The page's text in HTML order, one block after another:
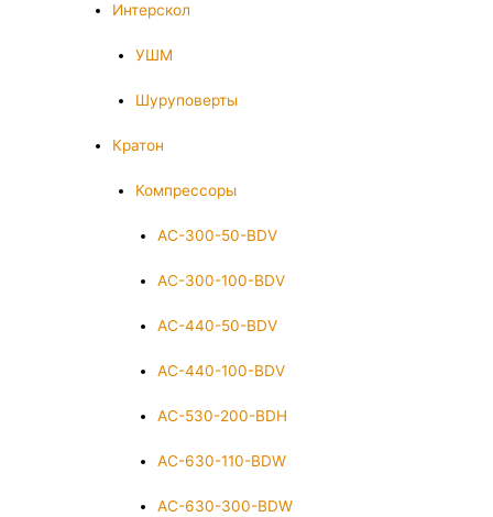
Интерскол
УШМ
Шуруповерты
Кратон
Компрессоры
AC-300-50-BDV
AC-300-100-BDV
AC-440-50-BDV
AC-440-100-BDV
AC-530-200-BDH
AC-630-110-BDW
AC-630-300-BDW